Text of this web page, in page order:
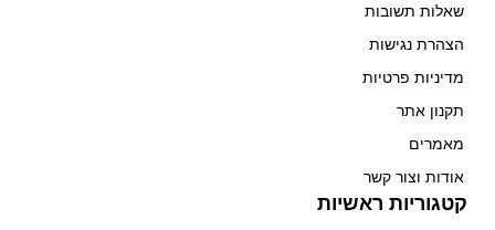
שאלות תשובות
הצהרת נגישות
מדיניות פרטיות
תקנון אתר
מאמרים
אודות וצור קשר
קטגוריות ראשיות